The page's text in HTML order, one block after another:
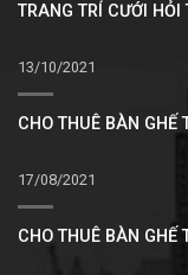
TRANG TRÍ CƯỚI HỎI
13/10/2021
CHO THUÊ BÀN GHẾ
17/08/2021
CHO THUÊ BÀN GHẾ